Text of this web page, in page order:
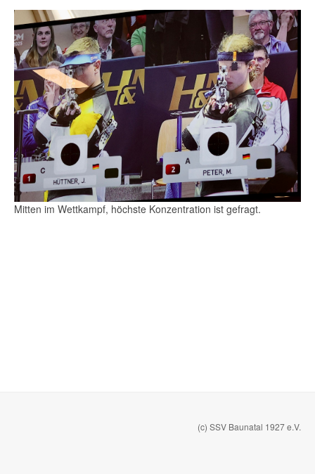
Mitten im Wettkampf, höchste Konzentration ist gefragt.
(c) SSV Baunatal 1927 e.V.